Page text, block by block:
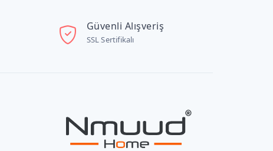
Güvenli Alışveriş
SSL Sertifikalı